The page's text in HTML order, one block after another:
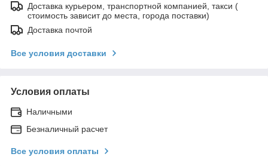
Доставка курьером, транспортной компанией, такси (
стоимость зависит до места, города поставки)
Доставка почтой
Все условия доставки
Условия оплаты
Наличными
Безналичный расчет
Все условия оплаты